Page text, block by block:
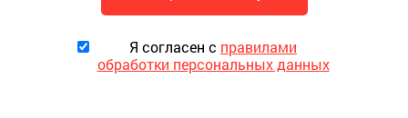
Я согласен с правилами
обработки персональных данных